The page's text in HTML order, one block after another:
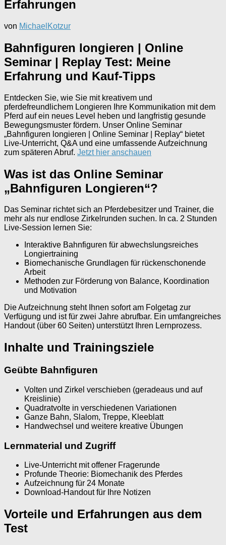
Erfahrungen
von MichaelKotzur
Bahnfiguren longieren | Online
Seminar | Replay Test: Meine
Erfahrung und Kauf-Tipps
Entdecken Sie, wie Sie mit kreativem und
pferdefreundlichem Longieren Ihre Kommunikation mit dem
Pferd auf ein neues Level heben und langfristig gesunde
Bewegungsmuster fördern. Unser Online Seminar
„Bahnfiguren longieren | Online Seminar | Replay“ bietet
Live-Unterricht, Q&A und eine umfassende Aufzeichnung
zum späteren Abruf. Jetzt hier anschauen
Was ist das Online Seminar
„Bahnfiguren Longieren“?
Das Seminar richtet sich an Pferdebesitzer und Trainer, die
mehr als nur endlose Zirkelrunden suchen. In ca. 2 Stunden
Live-Session lernen Sie:
Interaktive Bahnfiguren für abwechslungsreiches
Longiertraining
Biomechanische Grundlagen für rückenschonende
Arbeit
Methoden zur Förderung von Balance, Koordination
und Motivation
Die Aufzeichnung steht Ihnen sofort am Folgetag zur
Verfügung und ist für zwei Jahre abrufbar. Ein umfangreiches
Handout (über 60 Seiten) unterstützt Ihren Lernprozess.
Inhalte und Trainingsziele
Geübte Bahnfiguren
Volten und Zirkel verschieben (geradeaus und auf
Kreislinie)
Quadratvolte in verschiedenen Variationen
Ganze Bahn, Slalom, Treppe, Kleeblatt
Handwechsel und weitere kreative Übungen
Lernmaterial und Zugriff
Live-Unterricht mit offener Fragerunde
Profunde Theorie: Biomechanik des Pferdes
Aufzeichnung für 24 Monate
Download-Handout für Ihre Notizen
Vorteile und Erfahrungen aus dem
Test